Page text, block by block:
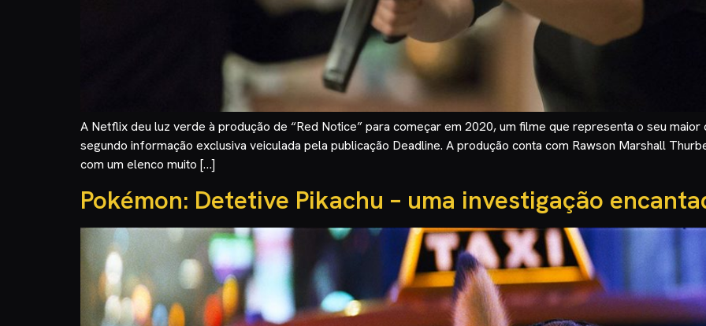
A Netflix deu luz verde à produção de “Red Notice” para começar em 2020, um filme que representa o seu
segundo informação exclusiva veiculada pela publicação Deadline. A produção conta com Rawson Marshall
com um elenco muito […]
Pokémon: Detetive Pikachu – uma investigação